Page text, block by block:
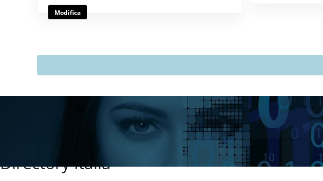
Modifica
Directory Italia